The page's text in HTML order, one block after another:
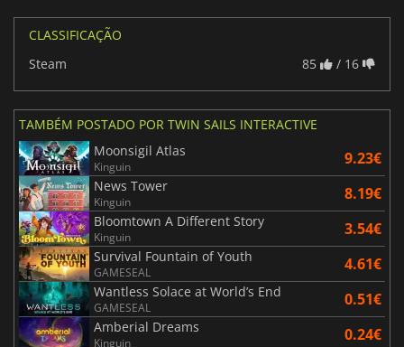
CLASSIFICAÇÃO
Steam
85 / 16
TAMBÉM POSTADO POR TWIN SAILS INTERACTIVE
Moonsigil Atlas
Kinguin 9.23€
News Tower
Kinguin 8.19€
Bloomtown A Different Story
Kinguin 3.54€
Survival Fountain of Youth
GAMESEAL 4.61€
Wantless Solace at World’s End
GAMESEAL 0.51€
Amberial Dreams
Kinguin 0.24€